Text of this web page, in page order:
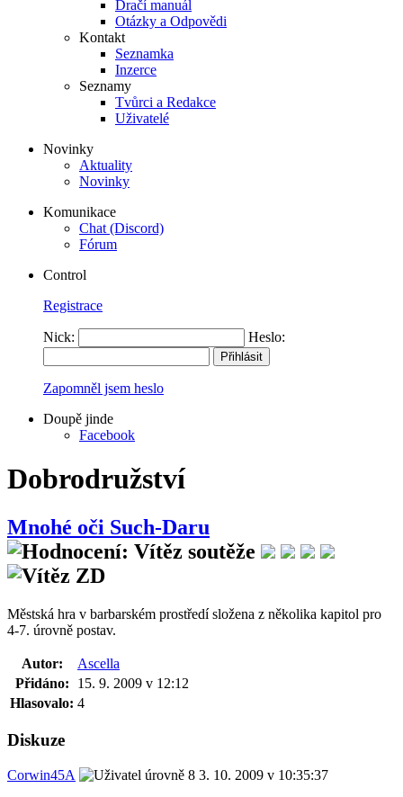
Dračí manuál
Otázky a Odpovědi
Kontakt
Seznamka
Inzerce
Seznamy
Tvůrci a Redakce
Uživatelé
Novinky
Aktuality
Novinky
Komunikace
Chat (Discord)
Fórum
Control
Registrace
Nick: Heslo:
Zapomněl jsem heslo
Doupě jinde
Facebook
Dobrodružství
Mnohé oči Such-Daru
Městská hra v barbarském prostředí složena z několika kapitol pro
4-7. úrovně postav.
Autor:
Ascella
Přidáno:
15. 9. 2009 v 12:12
Hlasovalo: 4
Diskuze
Corwin45A
3. 10. 2009 v 10:35:37